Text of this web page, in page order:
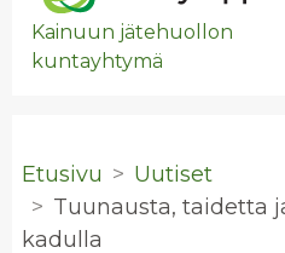
Kainuun jätehuollon
kuntayhtymä
Etusivu
Uutiset
Tuu­naus­ta, tai­det­ta
ka­dul­la